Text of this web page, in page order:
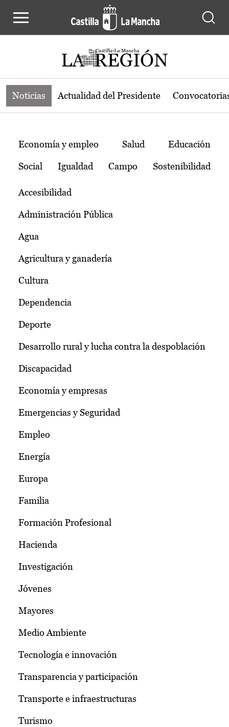
Noticias de la región de Castilla-La
Noticias Actualidad del Presidente
Temas
Economía y empleo Salud Educación
Social Igualdad Campo Sostenibilidad
Accesibilidad
Administración Pública
Agua
Agricultura y ganadería
Cultura
Dependencia
Deporte
Desarrollo rural y lucha contra la despoblación
Discapacidad
Economía y empresas
Emergencias y Seguridad
Empleo
Energía
Europa
Familia
Formación Profesional
Hacienda
Investigación
Jóvenes
Mayores
Medio Ambiente
Tecnología e innovación
Transparencia y participación
Transporte e infraestructuras
Turismo